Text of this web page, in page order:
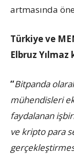
artmasında
Türkiye ve
Elbruz
“Bitpanda
mühendisleri
faydalanan
ve kripto para